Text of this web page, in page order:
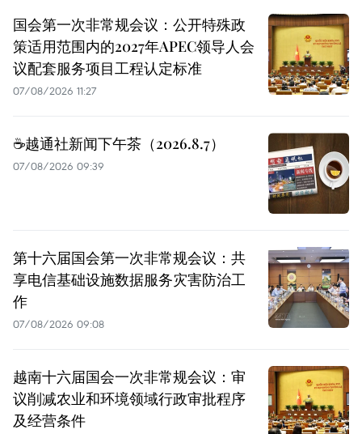
国会第一次非常规会议：公开特殊政
策适用范围内的2027年APEC领导人会
议配套服务项目工程认定标准
07/08/2026 11:27
☕️越通社新闻下午茶（2026.8.7）
07/08/2026 09:39
第十六届国会第一次非常规会议：共
享电信基础设施数据服务灾害防治工
作
07/08/2026 09:08
越南十六届国会一次非常规会议：审
议削减农业和环境领域行政审批程序
及经营条件